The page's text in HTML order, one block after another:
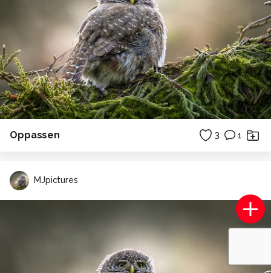
Oppassen 3 1
MJpictures